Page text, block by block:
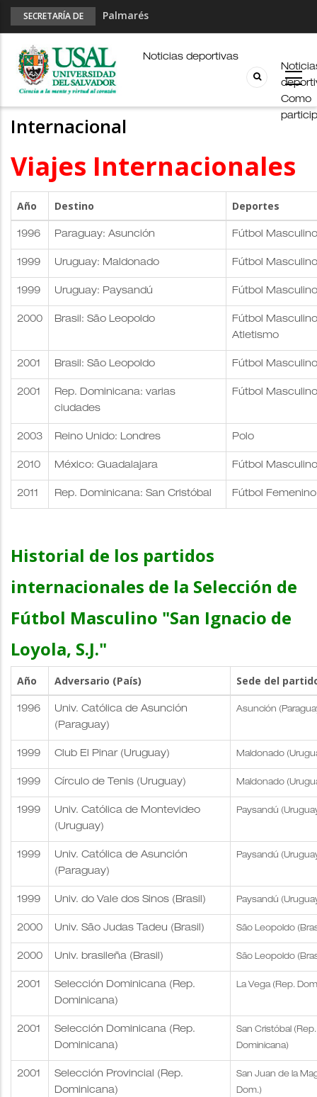
SECRETARÍA DE
Palmarés
Esports en pandemia
USAL en los E-JUAR
JUAR
Fútbol Online
Como
Noticias deportivas
Internacional
Viajes Internacionales
Año Destino Deportes
1996 Paraguay: Asunción Fútbol Masculino
1999 Uruguay: Maldonado Fútbol Masculino
1999 Uruguay: Paysandú Fútbol Masculino
2000 Brasil: São Leopoldo
Fútbol
Atletismo
2001 Brasil: São Leopoldo Fútbol Masculino
2001
Rep. Dominicana: varias
ciudades
Fútbol
2003 Reino Unido: Londres Polo
2010 México: Guadalajara Fútbol Masculino
2011 Rep. Dominicana: San Cristóbal Fútbol Femenino
Historial de los partidos
internacionales de la Selección de
Fútbol Masculino "San Ignacio de
Loyola, S.J."
Año Adversario (País) Sede del
1996
Univ. Católica de Asunción
(Paraguay)
Asunción
1999 Club El Pinar (Uruguay) Maldonado
1999 Círculo de Tenis (Uruguay) Maldonado
1999
Univ. Católica de Montevideo
(Uruguay)
Paysandú
1999
Univ. Católica de Asunción
(Paraguay)
Paysandú
1999 Univ. do Vale dos Sinos (Brasil) Paysandú
2000 Univ. São Judas Tadeu (Brasil) São Leopoldo
2000 Univ. brasileña (Brasil) São Leopoldo
2001
Selección Dominicana (Rep.
Dominicana)
La Vega (Rep.
2001
Selección Dominicana (Rep.
Dominicana)
San Cristóbal (Rep.
Dominicana)
2001
Selección Provincial (Rep.
Dominicana)
San Juan de la
Dom.)